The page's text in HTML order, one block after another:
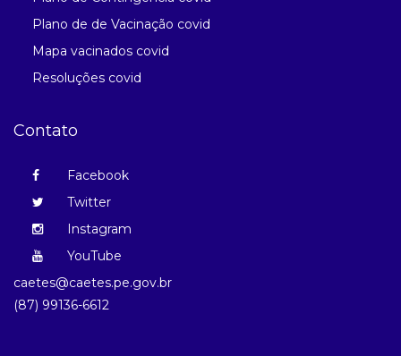
Plano de de Vacinação covid
Mapa vacinados covid
Resoluções covid
Contato
Facebook
Twitter
Instagram
YouTube
caetes@caetes.pe.gov.br
(87) 99136-6612